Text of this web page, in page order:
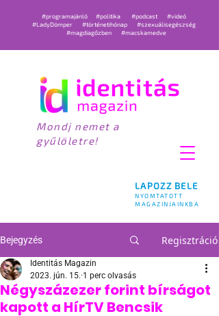
LAPOZZ BELE
NYOMTATOTT
MAGAZINJAINKBA
#programajánló #politika #podcast
#videó
#LadyDömper
#történetihónap
#szexuálisegészség
#magdiagőzben
#macskamedve
Mondj nemet a
gyűlöletre!
Bejegyzés Regisztráció
Négyszázezer forint bírságot
kapott a HírTV Bencsik
Identitás Magazin
2023. jún. 15. 1 perc olvasás